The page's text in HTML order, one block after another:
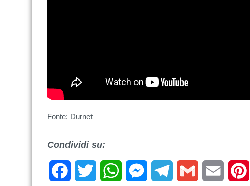
Fonte: Durnet
Condividi su:
FacebookTwitter WhatsAppMessengerTelegramGmail Email